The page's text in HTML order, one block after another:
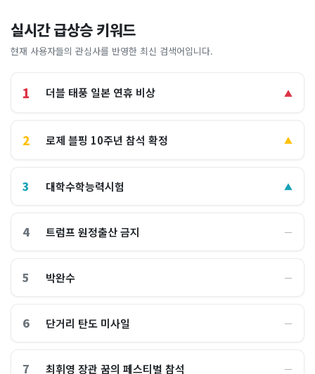
실시간 급상승 키워드
현재 사용자들의 관심사를 반영한 최신 검색어입니다.
1 더블 태풍 일본 연휴 비상 ▲
2 로제 블핑 10주년 참석 확정 ▲
3 대학수학능력시험 ▲
4 트럼프 원정출산 금지 ―
5 박완수 ―
6 단거리 탄도 미사일 ―
7 최휘영 장관 꿈의 페스티벌 참석 ―